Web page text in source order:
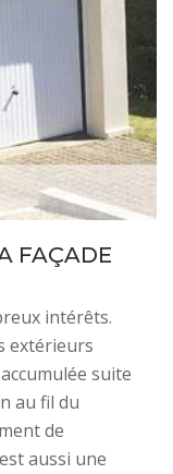
FAÇADE
intérêts.
extérieurs
suite
au fil du
de
aussi une